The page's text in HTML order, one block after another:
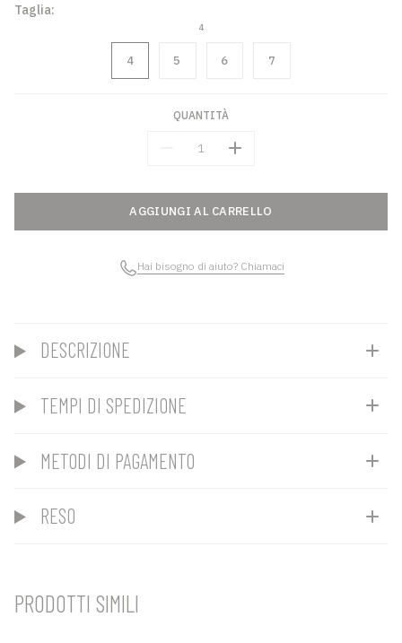
Taglia:
4
4 5 6 7
QUANTITÀ
AGGIUNGI AL CARRELLO
Hai bisogno di aiuto? Chiamaci
DESCRIZIONE
TEMPI DI SPEDIZIONE
METODI DI PAGAMENTO
RESO
PRODOTTI SIMILI